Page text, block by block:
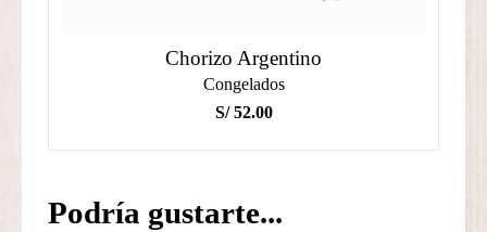
Chorizo Argentino
Congelados
S/52.00
Podría gustarte...